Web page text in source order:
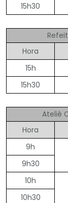
15h30
Hora
15h
15h30
Ateliê
Hora
9h
9h30
10h
10h30